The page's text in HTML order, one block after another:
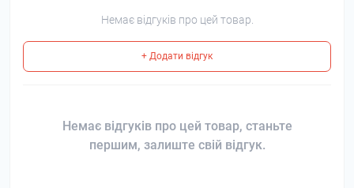
Немає відгуків про цей товар.
+ Додати відгук
Немає відгуків про цей товар, станьте
першим, залиште свій відгук.